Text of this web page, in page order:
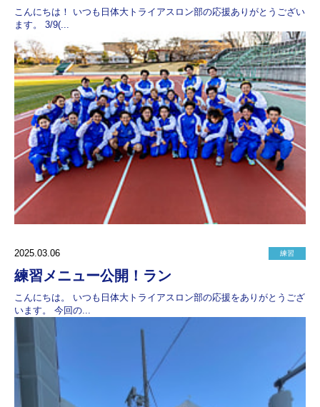
こんにちは！ いつも日体大トライアスロン部の応援ありがとうござい
ます。 3/9(...
2025.03.06 練習
練習メニュー公開！ラン
こんにちは。 いつも日体大トライアスロン部の応援をありがとうござ
います。 今回の...